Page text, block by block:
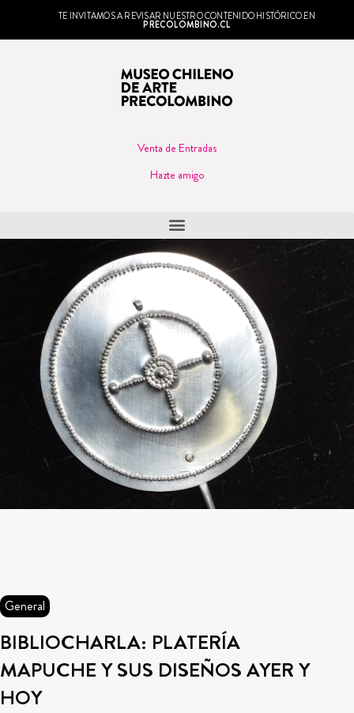
TE INVITAMOS A REVISAR NUESTRO CONTENIDO HISTÓRICO EN
PRECOLOMBINO.CL
Venta de Entradas
Hazte amigo
General
BIBLIOCHARLA: PLATERÍA
MAPUCHE Y SUS DISEÑOS AYER Y
HOY